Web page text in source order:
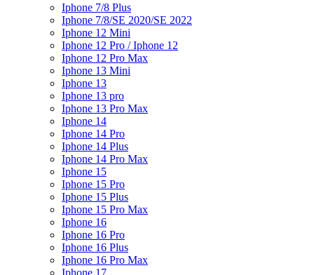
Iphone 7/8 Plus
Iphone 7/8/SE 2020/SE 2022
Iphone 12 Mini
Iphone 12 Pro / Iphone 12
Iphone 12 Pro Max
Iphone 13 Mini
Iphone 13
Iphone 13 pro
Iphone 13 Pro Max
Iphone 14
Iphone 14 Pro
Iphone 14 Plus
Iphone 14 Pro Max
Iphone 15
Iphone 15 Pro
Iphone 15 Plus
Iphone 15 Pro Max
Iphone 16
Iphone 16 Pro
Iphone 16 Plus
Iphone 16 Pro Max
Iphone 17